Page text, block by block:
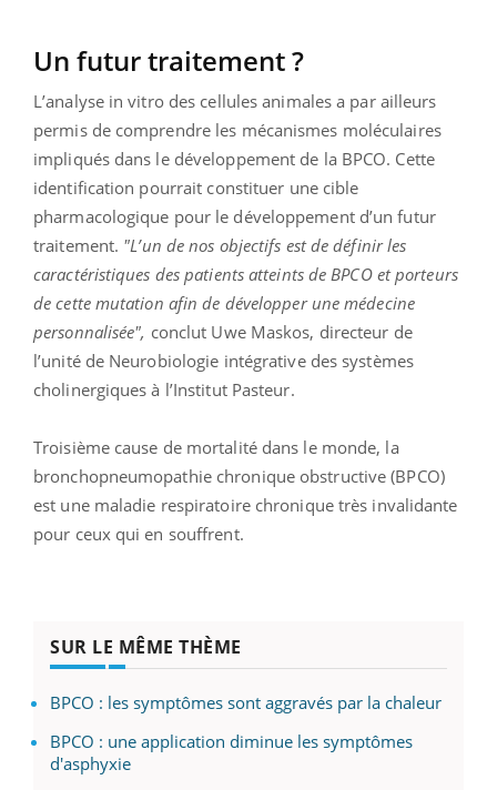
Un futur traitement ?
L’analyse in vitro des cellules animales a par ailleurs
permis de comprendre les mécanismes moléculaires
impliqués dans le développement de la BPCO. Cette
identification pourrait constituer une cible
pharmacologique pour le développement d’un futur
traitement. "L’un de nos objectifs est de définir les
caractéristiques des patients atteints de BPCO et porteurs
de cette mutation afin de développer une médecine
personnalisée", conclut Uwe Maskos, directeur de
l’unité de Neurobiologie intégrative des systèmes
cholinergiques à l’Institut Pasteur.
Troisième cause de mortalité dans le monde, la
bronchopneumopathie chronique obstructive (BPCO)
est une maladie respiratoire chronique très invalidante
pour ceux qui en souffrent.
SUR LE MÊME THÈME
BPCO : les symptômes sont aggravés par la chaleur
BPCO : une application diminue les symptômes
d'asphyxie